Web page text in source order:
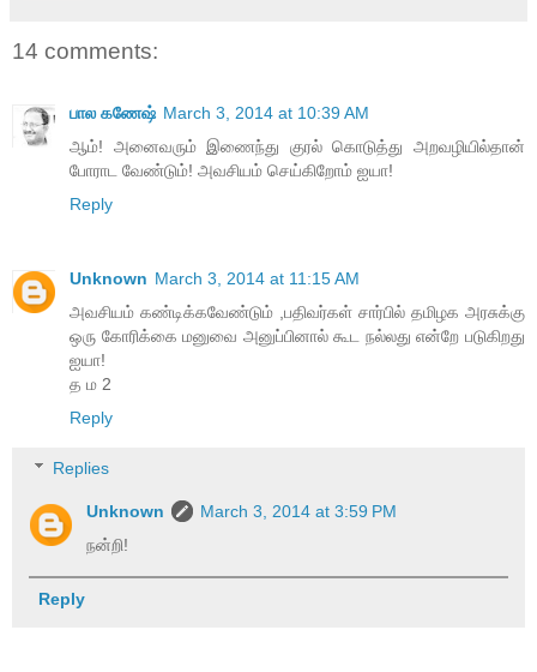
14 comments:
பால கணேஷ் March 3, 2014 at 10:39 AM
ஆம்! அனைவரும் இணைந்து குரல் கொடுத்து அறவழியில்தான்
போராட வேண்டும்! அவசியம் செய்கிறோம் ஐயா!
Reply
Unknown March 3, 2014 at 11:15 AM
அவசியம் கண்டிக்கவேண்டும் ,பதிவர்கள் சார்பில் தமிழக அரசுக்கு
ஒரு கோரிக்கை மனுவை அனுப்பினால் கூட நல்லது என்றே படுகிறது
ஐயா!
த ம 2
Reply
Replies
Unknown
March 3, 2014 at 3:59 PM
நன்றி!
Reply